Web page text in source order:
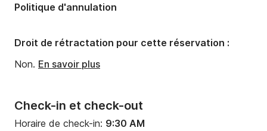
Check-in et check-out
Horaire de check-in: 9:30 AM
Politique d'annulation
Droit de rétractation pour cette réservation :
Non. En savoir plus